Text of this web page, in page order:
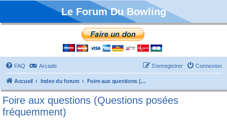
Le Forum Du Bowling
FAQ Arcade Connexion
S’enregistrer
Accueil Index du forum Foire aux questions (Questions posées fréquemment)
Foire aux questions (Questions posées
fréquemment)